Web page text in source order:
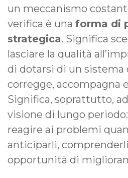
un meccanismo
verifica è una forma di
strategica. Significa
lasciare la qualità
di dotarsi di un sistema
corregge, accompagna
Significa, soprattutto,
visione di lungo
reagire ai problemi
anticiparli,
opportunità di